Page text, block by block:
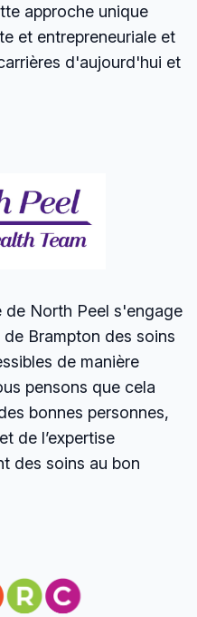
approche unique
et entrepreneuriale et
d'aujourd'hui et
de North Peel s'engage
Brampton des soins
de manière
pensons que cela
bonnes personnes,
de l’expertise
des soins au bon